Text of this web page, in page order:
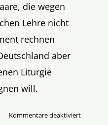
die wegen
Lehre nicht
rechnen
aber
Liturgie
will.
Kommentare deaktiviertfür